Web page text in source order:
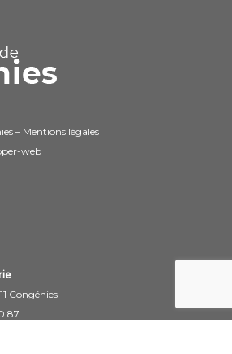
– Mentions légales
web
Congénies
87